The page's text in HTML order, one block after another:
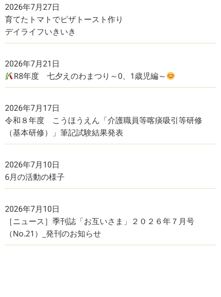
2026年7月27日
育てたトマトでピザトースト作り
デイライフいきいき
2026年7月21日
R8年度 七夕えのわまつり～0、1歳児編～
2026年7月17日
令和８年度 こうほうえん「介護職員等喀痰吸引等研修
（基本研修）」筆記試験結果発表
2026年7月10日
6月の活動の様子
2026年7月10日
［ニュース］季刊誌「お互いさま」２０２６年７月号
（No.21）_発刊のお知らせ